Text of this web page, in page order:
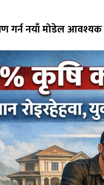
गर्न नयाँ मोडेल आवश्यक